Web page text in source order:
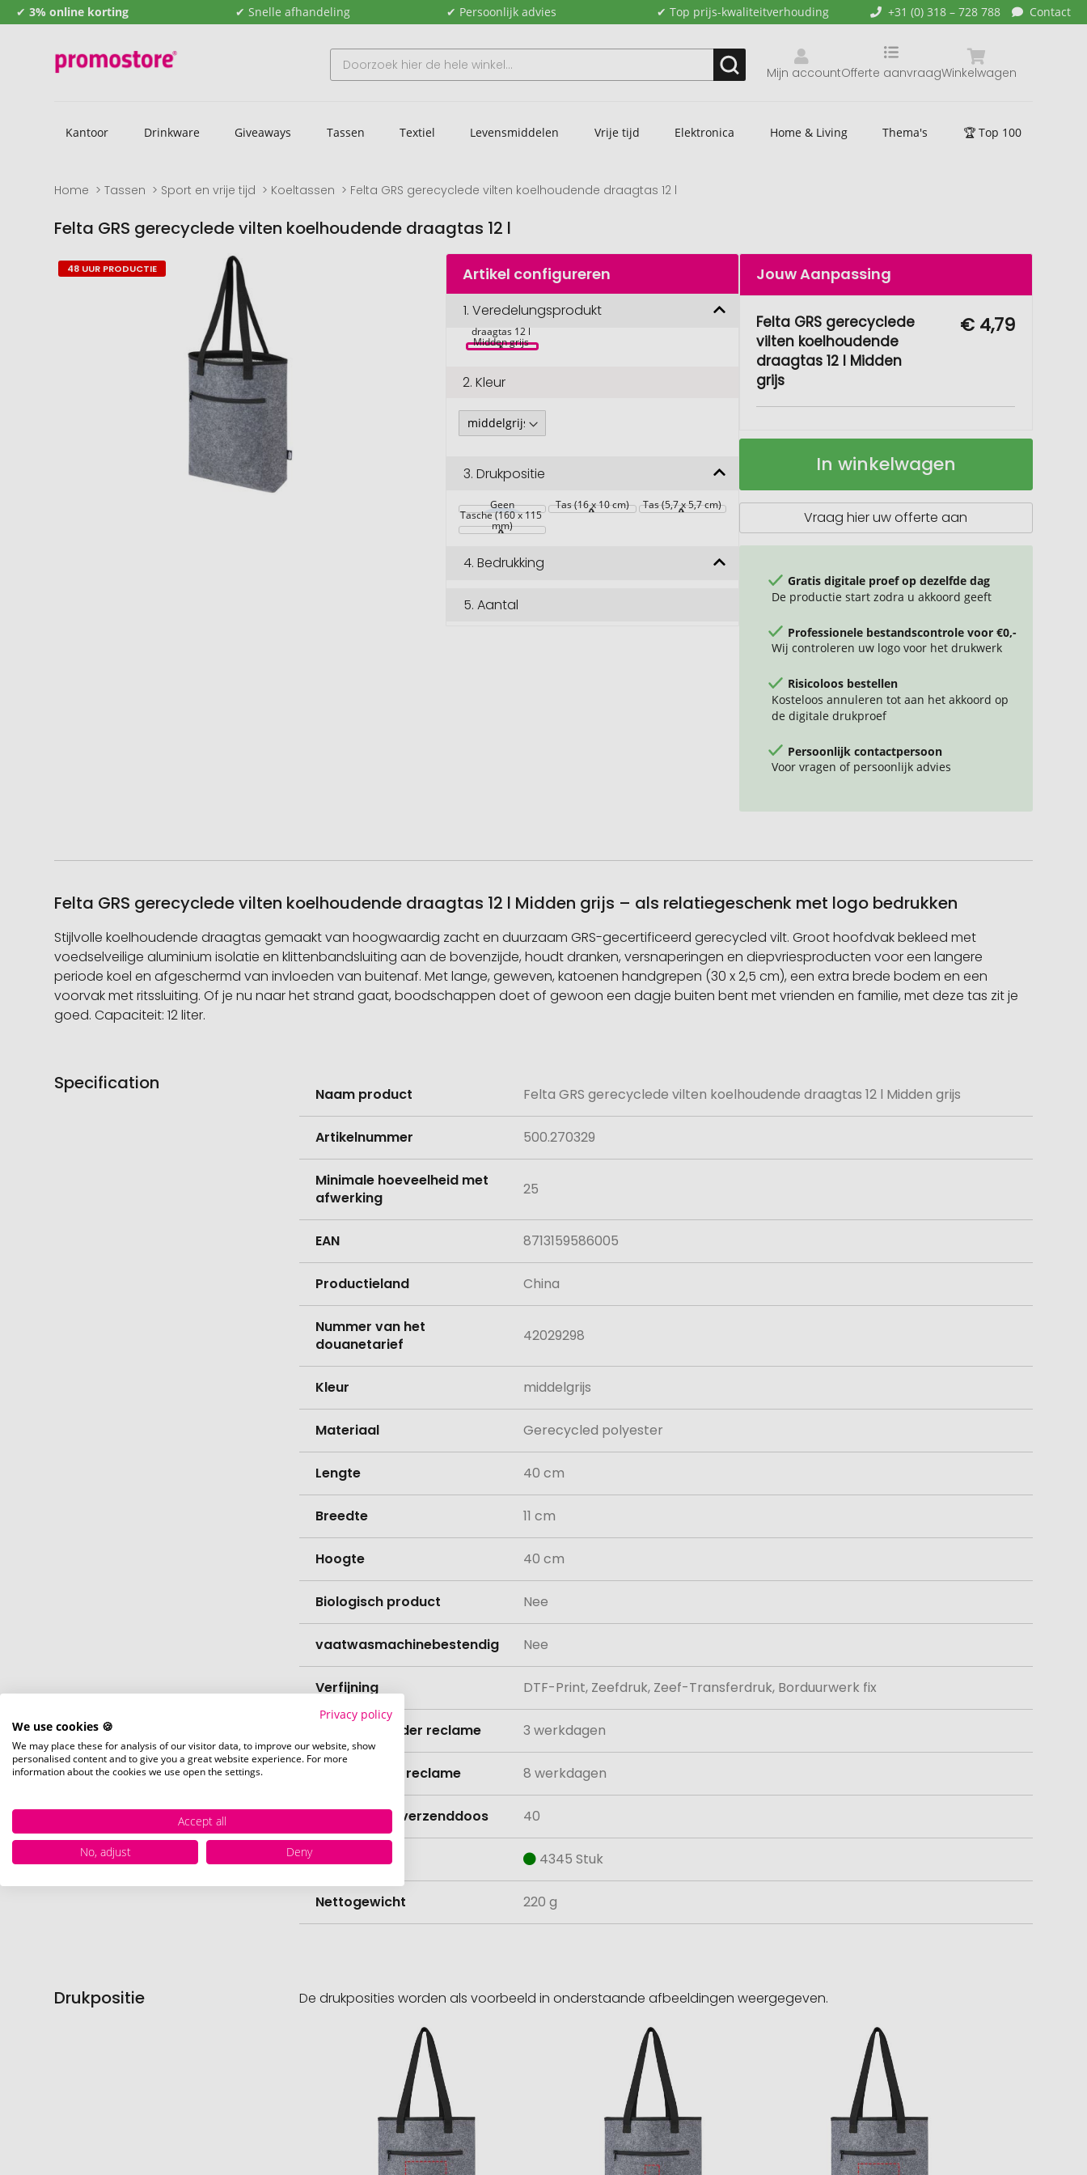
✔ 3% online korting ✔ Snelle afhandeling ✔ Persoonlijk advies ✔ Top prijs-kwaliteitverhouding +31 (0) 318 – 728 788 Contact
Mijn account Winkelwagen
Offerte aanvraag
Kantoor Drinkware Giveaways Tassen Textiel Levensmiddelen Vrije tijd Elektronica Home & Living Thema's 🏆 Top 100
Home Tassen Sport en vrije tijd Koeltassen Felta GRS gerecyclede vilten koelhoudende draagtas 12 l
Felta GRS gerecyclede vilten koelhoudende draagtas 12 l
Naar
het
Naar
het
48 UUR PRODUCTIE Artikel configureren
1.Veredelungsprodukt
vilten
draagtas 12 l
Midden grijs
2.Kleur
3.Drukpositie
Geen Tas (16 x 10 cm) Tas (5,7 x 5,7 cm)
Tasche (160 x 115
mm)
4.Bedrukking
5.Aantal
Jouw Aanpassing
Felta GRS gerecyclede
vilten koelhoudende
draagtas 12 l Midden
grijs
€ 4,79
Felta
vilten
koelhoudende
Op
In winkelwagen
Vraag hier uw offerte aan
Gratis digitale proef op dezelfde dag
De productie start zodra u akkoord geeft
Professionele bestandscontrole voor €0,-
Wij controleren uw logo voor het drukwerk
Risicoloos bestellen
Kosteloos annuleren tot aan het akkoord op
de digitale drukproef
Persoonlijk contactpersoon
Voor vragen of persoonlijk advies
Felta GRS gerecyclede vilten koelhoudende draagtas 12 l Midden grijs – als relatiegeschenk met logo bedrukken
Stijlvolle koelhoudende draagtas gemaakt van hoogwaardig zacht en duurzaam GRS-gecertificeerd gerecycled vilt. Groot hoofdvak bekleed met
voedselveilige aluminium isolatie en klittenbandsluiting aan de bovenzijde, houdt dranken, versnaperingen en diepvriesproducten voor een langere
periode koel en afgeschermd van invloeden van buitenaf. Met lange, geweven, katoenen handgrepen (30 x 2,5 cm), een extra brede bodem en een
voorvak met ritssluiting. Of je nu naar het strand gaat, boodschappen doet of gewoon een dagje buiten bent met vrienden en familie, met deze tas zit je
goed. Capaciteit: 12 liter.
Specification
informatie
Naam product Felta GRS gerecyclede vilten koelhoudende draagtas 12 l Midden grijs
Artikelnummer 500.270329
Minimale hoeveelheid met
afwerking
25
EAN 8713159586005
Productieland China
Nummer van het
douanetarief
42029298
Kleur middelgrijs
Materiaal Gerecycled polyester
Lengte 40 cm
Breedte 11 cm
Hoogte 40 cm
Biologisch product Nee
vaatwasmachinebestendig Nee
Verfijning DTF-Print, Zeefdruk, Zeef-Transferdruk, Borduurwerk fix
Levertijd zonder reclame 3 werkdagen
Levertijd met reclame 8 werkdagen
Hoeveelheid verzenddoos 40
4345 Stuk
Nettogewicht 220 g
Drukpositie De drukposities worden als voorbeeld in onderstaande afbeeldingen weergegeven.
Privacy policy
We use cookies 🍪
We may place these for analysis of our visitor data, to improve our website, show
personalised content and to give you a great website experience. For more
information about the cookies we use open the settings.
Accept all
No, adjust
Deny